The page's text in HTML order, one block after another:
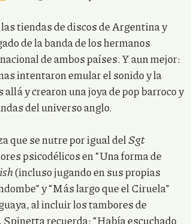
tiendas de discos de Argentina y
de la banda de los hermanos
de ambos países. Y aun mejor:
intentaron emular el sonido y la
y crearon una joya de pop barroco y
del universo anglo.
que se nutre por igual delSgt
psicodélicos en “Una forma de
(incluso jugando en sus propias
y “Más largo que el Ciruela”
al incluir los tambores de
recuerda: “Había escuchado